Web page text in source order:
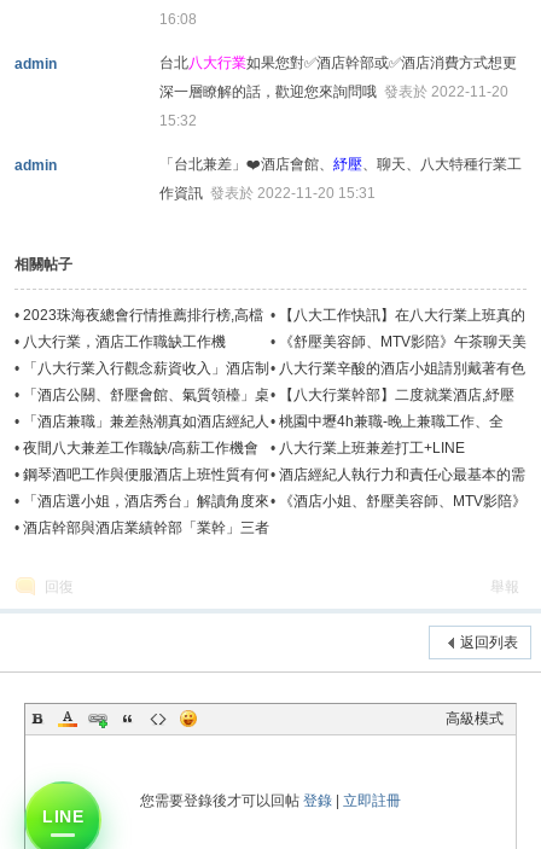
16:08
admin 台北八大行業如果您對✅酒店幹部或✅酒店消費方式想更
深一層瞭解的話，歡迎您來詢問哦 發表於 2022-11-20
15:32
admin 「台北兼差」❤️酒店會館、 紓壓、聊天、八大特種行業工
作資訊 發表於 2022-11-20 15:31
相關帖子
• 2023珠海夜總會行情推薦排行榜,高檔
KTV酒店喝酒預訂資訊
•
【八大工作快訊】在八大行業上班真的
可以免喝酒嗎?
• 八大行業，酒店工作職缺工作機
會-2024年9月
•
《舒壓美容師、MTV影陪》午茶聊天美
媚免喝酒工作
•
「八大行業入行觀念薪資收入」酒店制
度規定、拒絕S、坐檯技巧
• 八大行業辛酸的酒店小姐請別戴著有色
眼鏡看待
•
「酒店公關、舒壓會館、氣質領檯」桌
服公主、KTV聊天小姐工作
•
【八大行業幹部】二度就業酒店,紓壓
會館,兼職讓應徵者最信賴的經紀人
•
「酒店兼職」兼差熱潮真如酒店經紀人
所說，輕鬆又好賺嗎？
• 桃園中壢4h兼職-晚上兼職工作、全
職、免喝酒、八大行業工作職缺
• 夜間八大兼差工作職缺/高薪工作機會
－找工作就上愛戀酒店經紀
• 八大行業上班兼差打工+LINE
:0988067078微信: night078
• 鋼琴酒吧工作與便服酒店上班性質有何
不同?
• 酒店經紀人執行力和責任心最基本的需
求
•
「酒店選小姐，酒店秀台」解讀角度來
看，酒店是一種高級娛樂場所
•
《酒店小姐、舒壓美容師、MTV影陪》
• 酒店幹部與酒店業績幹部「業幹」三者
回復 舉報
返回列表
高級模式
您需要登錄後才可以回帖 登錄 立即註冊
LINE